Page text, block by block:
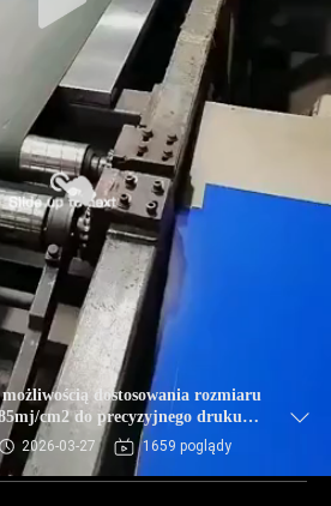
dostosowania rozmiaru
cm2 do precyzyjnego druku
2026-03-27 1659 poglądy